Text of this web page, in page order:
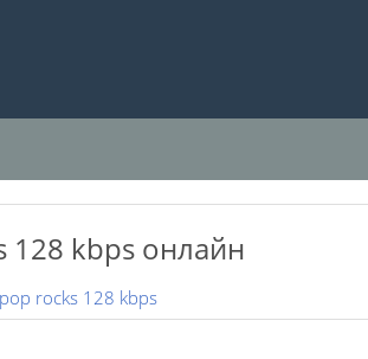
128 kbps онлайн
rocks 128 kbps